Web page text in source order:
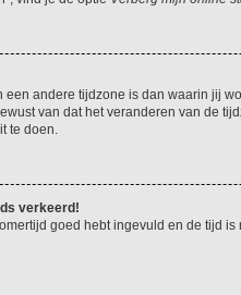
andere tijdzone is dan waarin jij
van dat het veranderen van de
te doen.
verkeerd!
goed hebt ingevuld en de tijd